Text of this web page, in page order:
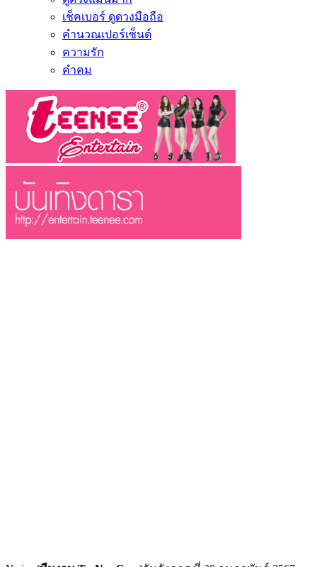
เช็คเบอร์ ดูดวงมือถือ
คำนวณเปอร์เซ็นต์
ความรัก
คำคม